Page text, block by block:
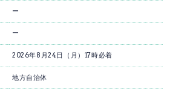
ー
ー
2026年8月24日（月）17時必着
地方自治体